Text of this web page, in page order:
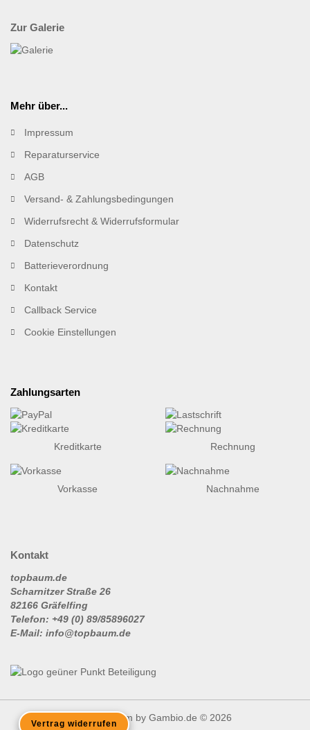
Zur Galerie
Mehr über...
Impressum
Reparaturservice
AGB
Versand- & Zahlungsbedingungen
Widerrufsrecht & Widerrufsformular
Datenschutz
Batterieverordnung
Kontakt
Callback Service
Cookie Einstellungen
Zahlungsarten
Kreditkarte Rechnung
Vorkasse Nachnahme
Kontakt
topbaum.de
Scharnitzer Straße 26
82166 Gräfelfing
Telefon: +49 (0) 89/85896027
E-Mail: info@topbaum.de
Vertrag widerrufen
Shopsystem by Gambio.de © 2026